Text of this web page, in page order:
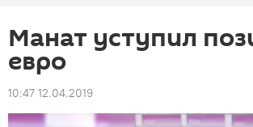
Манат уступил
евро
10:47 12.04.2019